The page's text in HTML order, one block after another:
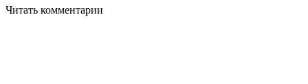
Читать комментарии